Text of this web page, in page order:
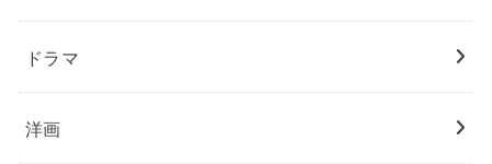
ドラマ
洋画